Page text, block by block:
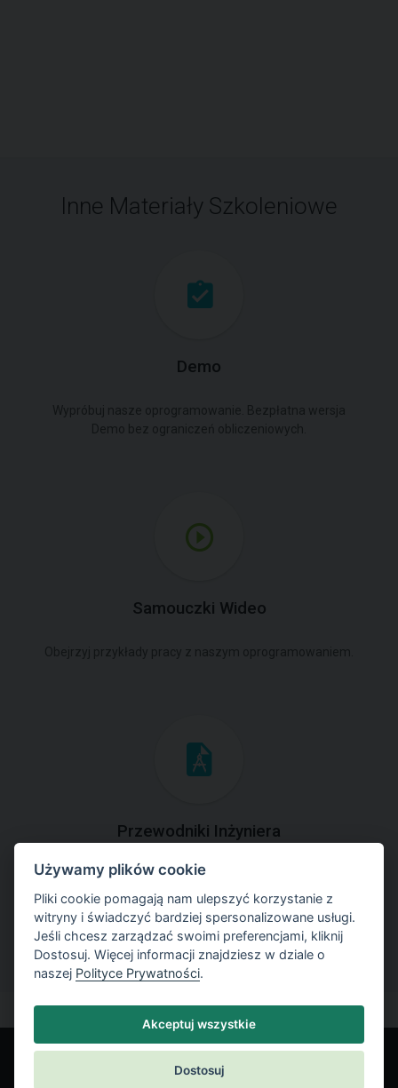
Inne Materiały Szkoleniowe
Demo
Samouczki Wideo
Przewodniki Inżyniera
Zapoznaj się z przykładami rozwiązań zadań
geotechnicznych z zastosowaniem programów GEO5.
Używamy plików cookie
Pliki cookie pomagają nam ulepszyć korzystanie z
witryny i świadczyć bardziej spersonalizowane usługi.
Jeśli chcesz zarządzać swoimi preferencjami, kliknij
Dostosuj. Więcej informacji znajdziesz w dziale o
naszej Polityce Prywatności.
Akceptuj wszystkie
Dostosuj